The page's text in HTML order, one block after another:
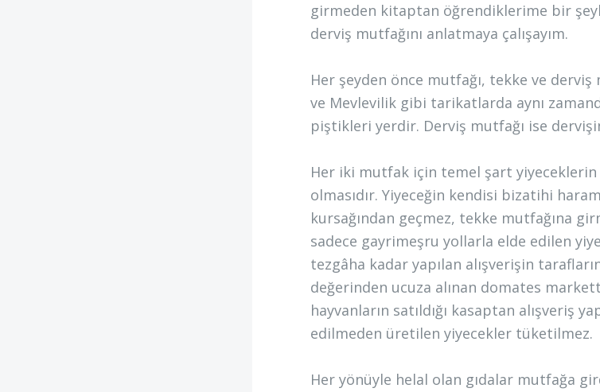
girmeden kitaptan öğrendiklerime bir
derviş mutfağını anlatmaya çalışayım.
Her şeyden önce mutfağı, tekke ve derviş
ve Mevlevilik gibi tarikatlarda aynı
piştikleri yerdir. Derviş mutfağı ise
Her iki mutfak için temel şart yiyeceklerin
olmasıdır. Yiyeceğin kendisi bizatihi
kursağından geçmez, tekke mutfağına
sadece gayrimeşru yollarla elde edilen
tezgâha kadar yapılan alışverişin
değerinden ucuza alınan domates
hayvanların satıldığı kasaptan alışveriş
edilmeden üretilen yiyecekler tüketilmez.
Her yönüyle helal olan gıdalar mutfağa